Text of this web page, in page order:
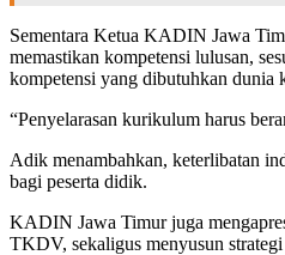
Sementara Ketua KADIN Jawa
memastikan kompetensi lulusan,
kompetensi yang dibutuhkan dunia
“Penyelarasan kurikulum harus
Adik menambahkan, keterlibatan
bagi peserta didik.
KADIN Jawa Timur juga
TKDV, sekaligus menyusun